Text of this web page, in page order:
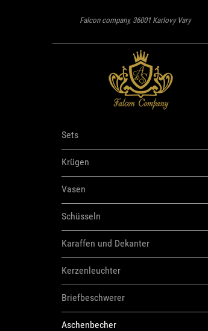
Falcon company, 36001 Karlovy Vary
Sets
Krügen
Vasen
Schüsseln
Karaffen und Dekanter
Kerzenleuchter
Briefbeschwerer
Aschenbecher